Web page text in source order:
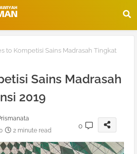
to Kompetisi Sains Madrasah Tingkat
Sains Madrasah
2019
2 minute read
0